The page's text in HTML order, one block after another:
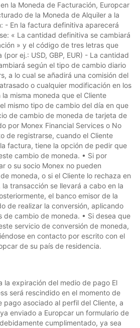
la Moneda de Facturación, Europcar
de la Moneda de Alquiler a la
- En la factura definitiva aparecerá
« La cantidad definitiva se cambiará
» y el código de tres letras que
ej.: USD, GBP, EUR) - La cantidad
según el tipo de cambio diario
a lo cual se añadirá una comisión del
o cualquier modificación en los
misma moneda que el Cliente
mismo tipo de cambio del día en que
de cambio de moneda de tarjeta de
por Monex Financial Services o No
de registrarse, cuando el Cliente
factura, tiene la opción de pedir que
cambio de moneda. • Si por
o su socio Monex no pueden
moneda, o si el Cliente lo rechaza en
transacción se llevará a cabo en la
el banco emisor de la
de realizar la conversión, aplicando
de cambio de moneda. • Si desea que
servicio de conversión de moneda,
en contacto por escrito con el
de su país de residencia.
la expiración del medio de pago El
será rescindido en el momento de
pago asociado al perfil del Cliente, a
enviado a Europcar un formulario de
cumplimentado, ya sea